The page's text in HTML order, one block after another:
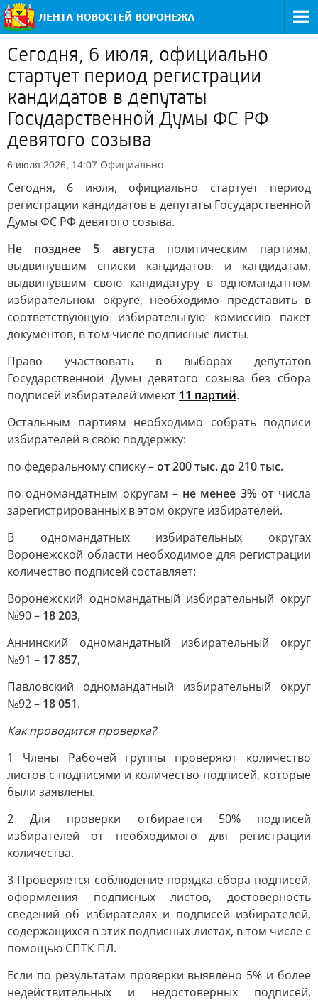
Сегодня, 6 июля, официально
стартует период регистрации
кандидатов в депутаты
Государственной Думы ФС РФ
девятого созыва
6 июля 2026, 14:07 Официально
Сегодня, 6 июля, официально стартует период
регистрации кандидатов в депутаты Государственной
Думы ФС РФ девятого созыва.
Не позднее 5 августа политическим партиям,
выдвинувшим списки кандидатов, и кандидатам,
выдвинувшим свою кандидатуру в одномандатном
избирательном округе, необходимо представить в
соответствующую избирательную комиссию пакет
документов, в том числе подписные листы.
Право участвовать в выборах депутатов
Государственной Думы девятого созыва без сбора
подписей избирателей имеют 11 партий.
Остальным партиям необходимо собрать подписи
избирателей в свою поддержку:
по федеральному списку –от 200 тыс. до 210 тыс.
по одномандатным округам – не менее 3%от числа
зарегистрированных в этом округе избирателей.
В одномандатных избирательных округах
Воронежской области необходимое для регистрации
количество подписей составляет:
Воронежский одномандатный избирательный округ
№90 – 18 203,
Аннинский одномандатный избирательный округ
№91 – 17 857,
Павловский одномандатный избирательный округ
№92 – 18 051.
Как проводится проверка?
1 Члены Рабочей группы проверяют количество
листов с подписями и количество подписей, которые
были заявлены.
2 Для проверки отбирается 50% подписей
избирателей от необходимого для регистрации
количества.
3 Проверяется соблюдение порядка сбора подписей,
оформления подписных листов, достоверность
сведений об избирателях и подписей избирателей,
содержащихся в этих подписных листах, в том числе с
помощью СПТК ПЛ.
Если по результатам проверки выявлено 5% и более
недействительных и недостоверных подписей,